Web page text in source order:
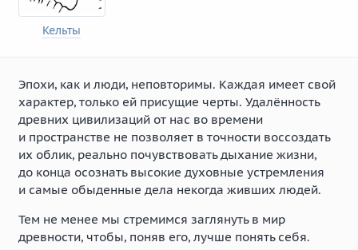
Кельты
Эпохи, как и люди, неповторимы. Каждая имеет свой
характер, только ей присущие черты. Удалённость
древних цивилизаций от нас во времени
и пространстве не позволяет в точности воссоздать
их облик, реально почувствовать дыхание жизни,
до конца осознать высокие духовные устремления
и самые обыденные дела некогда живших людей.
Тем не менее мы стремимся заглянуть в мир
древности, чтобы, поняв его, лучше понять себя.